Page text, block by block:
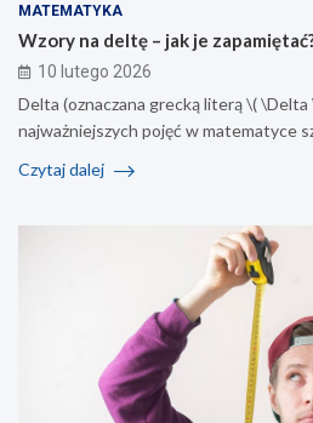
MATEMATYKA
Wzory na deltę – jak je
10 lutego 2026
Delta (oznaczana grecką literą \( \Delta
najważniejszych pojęć w matematyce
Czytaj dalej